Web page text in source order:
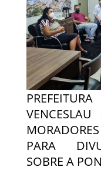
VENCESLAU
PARA
SOBRE A